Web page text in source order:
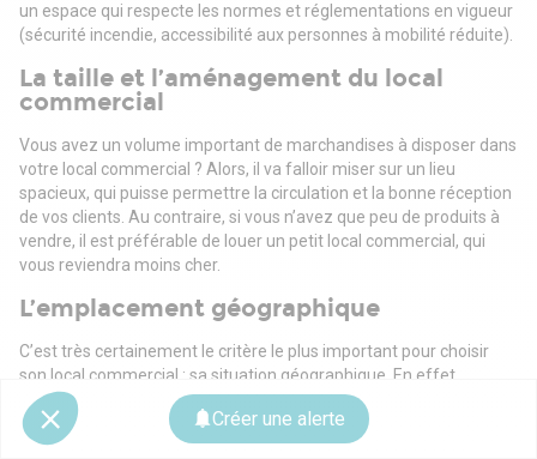
Créer une alerte
un espace qui respecte les normes et réglementations en vigueur
(sécurité incendie, accessibilité aux personnes à mobilité réduite).
La taille et l’aménagement du local
commercial
Vous avez un volume important de marchandises à disposer dans
votre local commercial ? Alors, il va falloir miser sur un lieu
spacieux, qui puisse permettre la circulation et la bonne réception
de vos clients. Au contraire, si vous n’avez que peu de produits à
vendre, il est préférable de louer un petit local commercial, qui
vous reviendra moins cher.
L’emplacement géographique
C’est très certainement le critère le plus important pour choisir
son local commercial : sa situation géographique. En effet,
s’installer dans un lieu désert pourrait bien nuire au
développement de votre activité, puisque vous risquez fort de
manquer de clients. Il est donc préférable d’étudier avec attention